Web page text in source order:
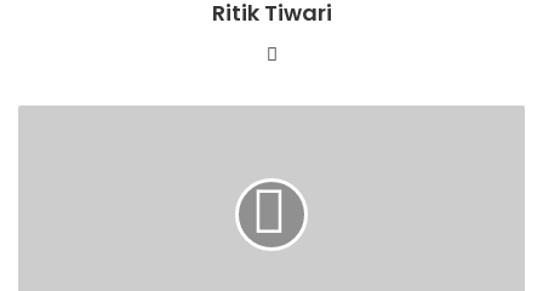
Ritik Tiwari
Website